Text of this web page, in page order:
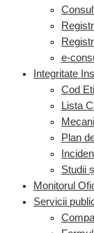
e-
Integritate
Cod
Lista
Plan
Studii
Monitorul
Servicii